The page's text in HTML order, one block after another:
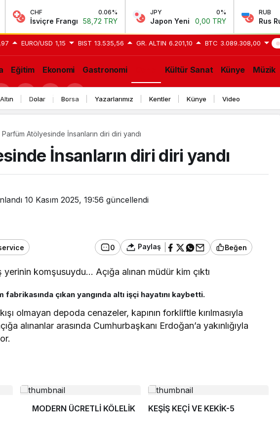
Frangı 58,72 TRY
JPY
Japon Yeni 0,00 TRY
RUB
Rus Rublesi
EURO/USD 1,15 BIST 13.535,56 GR. ALTIN 6.201,10 BTC 3.089.308,00
Eğitim Ekonomi Gastronomi Kültür Sanat Künye Müzik
Altın Dolar Borsa Yazarlarımız Kentler Künye Video
Parfüm Atölyesinde İnsanların diri diri yandı
İnsanların diri diri yandı
10 Kasım 2025, 19:56 güncellendi
0 Paylaş Beğen
yerinin komşusuydu… Açığa alınan müdür kim çıktı
çıkan yangında altı işçi hayatını kaybetti.
olmayan depoda cenazeler, kapının forkliftle kırılmasıyla
alınanlar arasında Cumhurbaşkanı Erdoğan’a yakınlığıyla
MODERN ÜCRETLİ KÖLELİK KEŞİŞ KEÇİ VE KEKİK-5